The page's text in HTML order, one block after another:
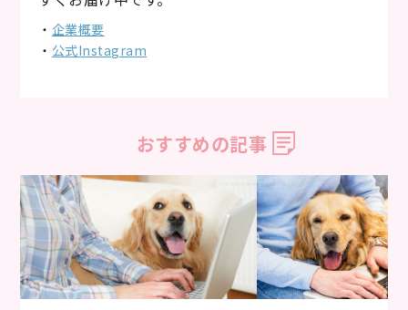
・ 企業概要
・ 公式Instagram
おすすめの記事